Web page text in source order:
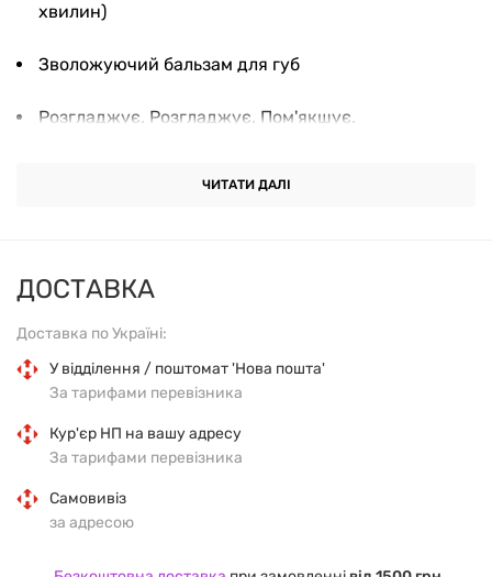
ДОСТАВКА
Доставка по Україні:
У відділення / поштомат 'Нова пошта'
За тарифами перевізника
Кур'єр НП на вашу адресу
За тарифами перевізника
Самовивіз
за адресою
хвилин)
Зволожуючий бальзам для губ
Розгладжує. Розгладжує. Пом'якшує.
Сприяє захисту від сонячних опіків
сонячних опіків
Рекомендації щодо застосування
Завдати приблизно за 15 хвилин до виходу на
сонце
ЧИТАТИ ДАЛІ